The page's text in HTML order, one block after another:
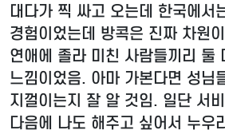
대다가 찍 싸고 오는데 한국에서
경험이었는데 방콕은 진짜 차원
연애에 졸라 미친 사람들끼리 둘
느낌이었음. 아마 가본다면 성님
지껄이는지 잘 알 것임. 일단 서
다음에 나도 해주고 싶어서 누우